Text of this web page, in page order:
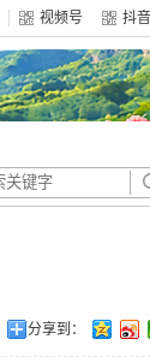
视频号 抖
分享到：